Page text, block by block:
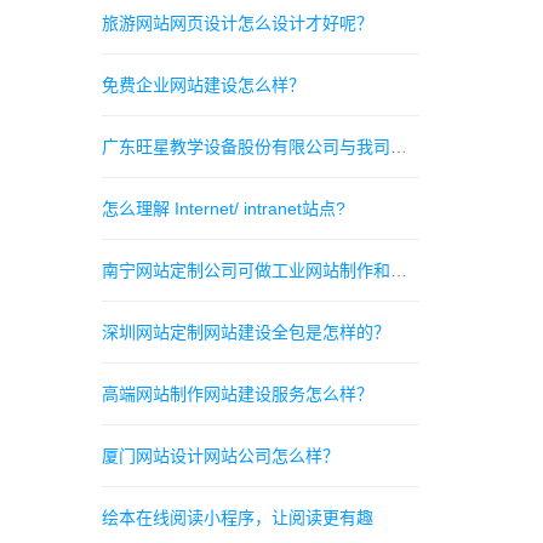
旅游网站网页设计怎么设计才好呢？
免费企业网站建设怎么样？
怎么理解 Internet/ intranet站点?
深圳网站定制网站建设全包是怎样的？
高端网站制作网站建设服务怎么样？
厦门网站设计网站公司怎么样？
绘本在线阅读小程序，让阅读更有趣